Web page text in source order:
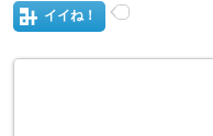
イイね！